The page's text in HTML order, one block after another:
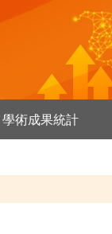
學術成果統計